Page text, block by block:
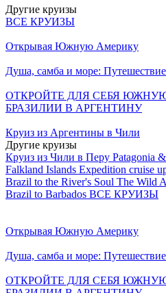
Другие круизы
ВСЕ КРУИЗЫ
Открывая Южную Америку
Душа, самба и море:
ОТКРОЙТЕ ДЛЯ СЕБЯ
БРАЗИЛИИ В АРГЕНТИНУ
Круиз из Аргентины в Чили
Другие круизы
Круиз из Чили в Перу Patagonia
Falkland Islands Expedition cruise
Brazil to the River's Soul The Wild
Brazil to Barbados ВСЕ КРУИЗЫ
Открывая Южную Америку
Душа, самба и море:
ОТКРОЙТЕ ДЛЯ СЕБЯ